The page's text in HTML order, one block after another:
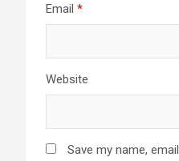
Email *
Website
Save my name,